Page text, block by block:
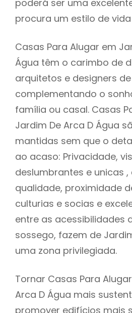
poderá ser uma
procura um estilo de
Casas Para Alugar em
Água têm o carimbo de
arquitetos e designers
complementando o
família ou casal. Casas
Jardim De Arca D Água
mantidas sem que o
ao acaso: Privacidade,
deslumbrantes e unicas
qualidade, proximidade
culturias e socias e
entre as acessibilidades
sossego, fazem de
uma zona privilegiada.
Tornar Casas Para
Arca D Água mais
promover edifícios mais